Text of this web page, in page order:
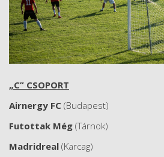
„C” CSOPORT
Airnergy FC (Budapest)
Futottak Még (Tárnok)
Madridreal (Karcag)